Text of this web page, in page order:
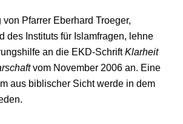
von Pfarrer Eberhard Troeger,
des Instituts für Islamfragen, lehne
an die EKD-SchriftKlarheit
vom November 2006 an. Eine
aus biblischer Sicht werde in dem